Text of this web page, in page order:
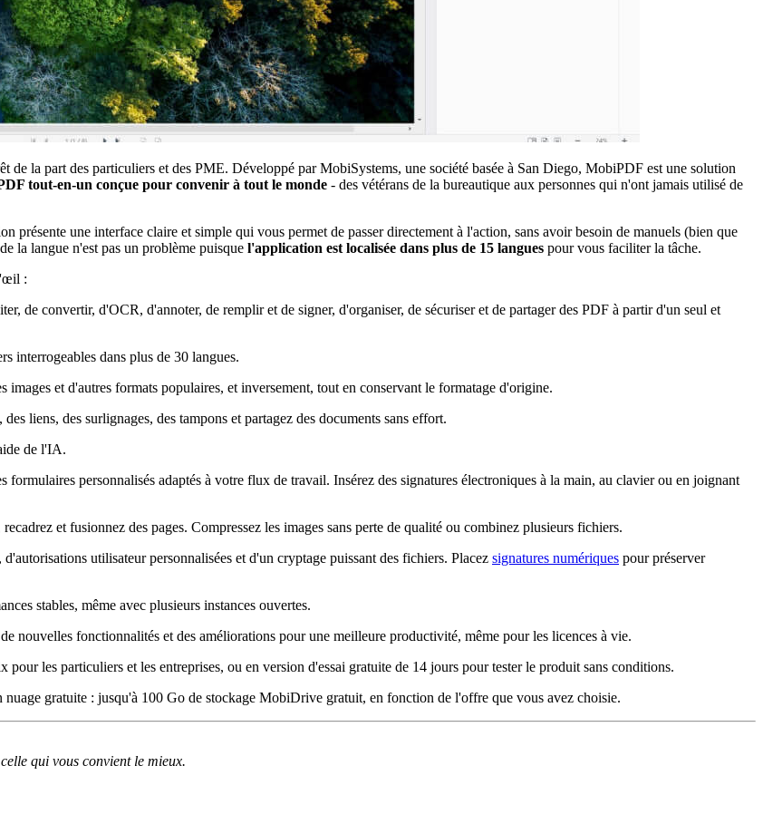
la part des particuliers et des PME. Développé par MobiSystems, une société basée à San Diego, MobiPDF est une solution
tout-en-un conçue pour convenir à tout le monde - des vétérans de la bureautique aux personnes qui n'ont jamais utilisé de
une interface claire et simple qui vous permet de passer directement à l'action, sans avoir besoin de manuels (bien que
la langue n'est pas un problème puisque l'application est localisée dans plus de 15 langues pour vous faciliter la tâche.
:
de convertir, d'OCR, d'annoter, de remplir et de signer, d'organiser, de sécuriser et de partager des PDF à partir d'un seul et
interrogeables dans plus de 30 langues.
images et d'autres formats populaires, et inversement, tout en conservant le formatage d'origine.
liens, des surlignages, des tampons et partagez des documents sans effort.
de l'IA.
formulaires personnalisés adaptés à votre flux de travail. Insérez des signatures électroniques à la main, au clavier ou en joignant
et fusionnez des pages. Compressez les images sans perte de qualité ou combinez plusieurs fichiers.
utilisateur personnalisées et d'un cryptage puissant des fichiers. Placez signatures numériques pour préserver
stables, même avec plusieurs instances ouvertes.
nouvelles fonctionnalités et des améliorations pour une meilleure productivité, même pour les licences à vie.
les particuliers et les entreprises, ou en version d'essai gratuite de 14 jours pour tester le produit sans conditions.
nuage gratuite : jusqu'à 100 Go de stockage MobiDrive gratuit, en fonction de l'offre que vous avez choisie.
qui vous convient le mieux.